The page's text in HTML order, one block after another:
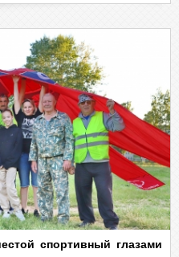
спортивный глазами